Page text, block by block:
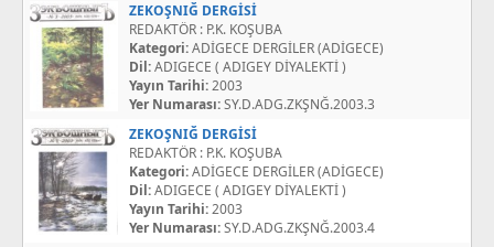
ZEKOŞNIĞ DERGİSİ
REDAKTÖR : P.K. KOŞUBA
Kategori:ADİGECE DERGİLER (ADİGECE)
Dil:ADIGECE ( ADIGEY DİYALEKTİ )
Yayın Tarihi:2003
Yer Numarası:SY.D.ADG.ZKŞNĞ.2003.3
ZEKOŞNIĞ DERGİSİ
REDAKTÖR : P.K. KOŞUBA
Kategori:ADİGECE DERGİLER (ADİGECE)
Dil:ADIGECE ( ADIGEY DİYALEKTİ )
Yayın Tarihi:2003
Yer Numarası:SY.D.ADG.ZKŞNĞ.2003.4